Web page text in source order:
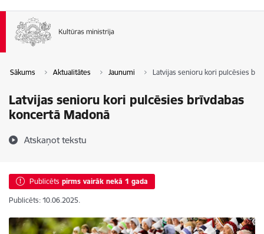
Sākums Aktualitātes Jaunumi Latvijas senioru kori pulcēsies
Latvijas senioru kori pulcēsies brīvdabas
koncertā Madonā
Atskaņot tekstu
Publicēts pirms vairāk nekā 1 gada
Publicēts: 10.06.2025.